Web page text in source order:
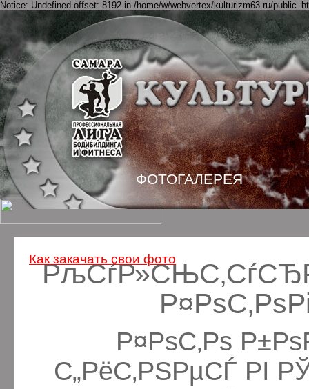
Notice: Undefined offset: 8192 in /home/w/webvertex/kulturizm63.ru/
Р¤РѕС‚Рѕ
С„РёС‚РЅРµСЃ РІ
ФОТОГАЛЕРЕЯ
Как закачать свои фото